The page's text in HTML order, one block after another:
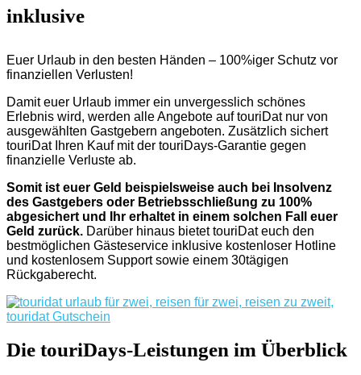
inklusive
Euer Urlaub in den besten Händen – 100%iger Schutz vor
finanziellen Verlusten!
Damit euer Urlaub immer ein unvergesslich schönes
Erlebnis wird, werden alle Angebote auf touriDat nur von
ausgewählten Gastgebern angeboten. Zusätzlich sichert
touriDat Ihren Kauf mit der touriDays-Garantie gegen
finanzielle Verluste ab.
Somit ist euer Geld beispielsweise auch bei Insolvenz
des Gastgebers oder Betriebsschließung zu 100%
abgesichert und Ihr erhaltet in einem solchen Fall euer
Geld zurück. Darüber hinaus bietet touriDat euch den
bestmöglichen Gästeservice inklusive kostenloser Hotline
und kostenlosem Support sowie einem 30tägigen
Rückgaberecht.
Die touriDays-Leistungen im Überblick